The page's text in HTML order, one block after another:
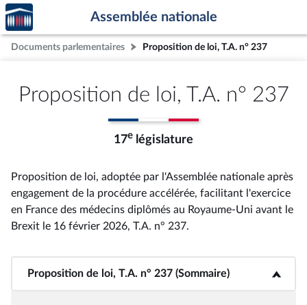
Aller au contenu
Aller en bas de la page
Accèder
à la
page
d'accueil
Assemblée nationale
Documents parlementaires Proposition de loi, T.A. n° 237
Proposition de loi, T.A. n° 237
17e législature
Proposition de loi, adoptée par l'Assemblée nationale après
engagement de la procédure accélérée, facilitant l'exercice
en France des médecins diplômés au Royaume-Uni avant le
Brexit le 16 février 2026, T.A. n° 237.
Proposition de loi, T.A. n° 237 (Sommaire)
<b>Proposition de loi, T.A. n° 237 (Sommaire)</b>